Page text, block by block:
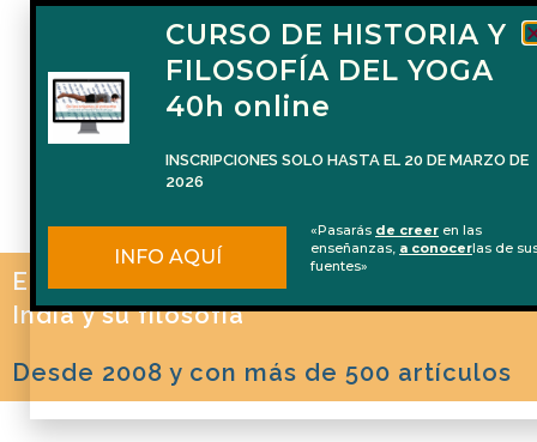
El blog de Naren Herrero sobre Yoga, la
India y su filosofía
Desde 2008 y con más de 500 artículos
CURSO DE HISTORIA Y
FILOSOFÍA DEL YOGA
40h online
INSCRIPCIONES SOLO HASTA EL 20 DE MARZO DE
2026
INFO AQUÍ
«Pasarás de creer en las
enseñanzas, a conocerlas de
fuentes»
(100 horas)
Del 2 de octubre de 2026 al 22 de enero
de 2027
INFO AQUÍ
prepara para impartir Filosofía del